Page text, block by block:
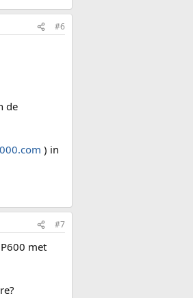
#6
de
) in
#7
met